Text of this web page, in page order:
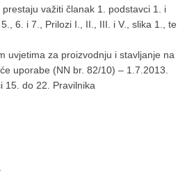
važiti članak 1. podstavci 1. i
6. i 7., Prilozi I., II., III. i V., slika 1., te
uvjetima za proizvodnju i stavljanje na
uporabe (NN br.82/10) – 1.7.2013.
15. do 22. Pravilnika